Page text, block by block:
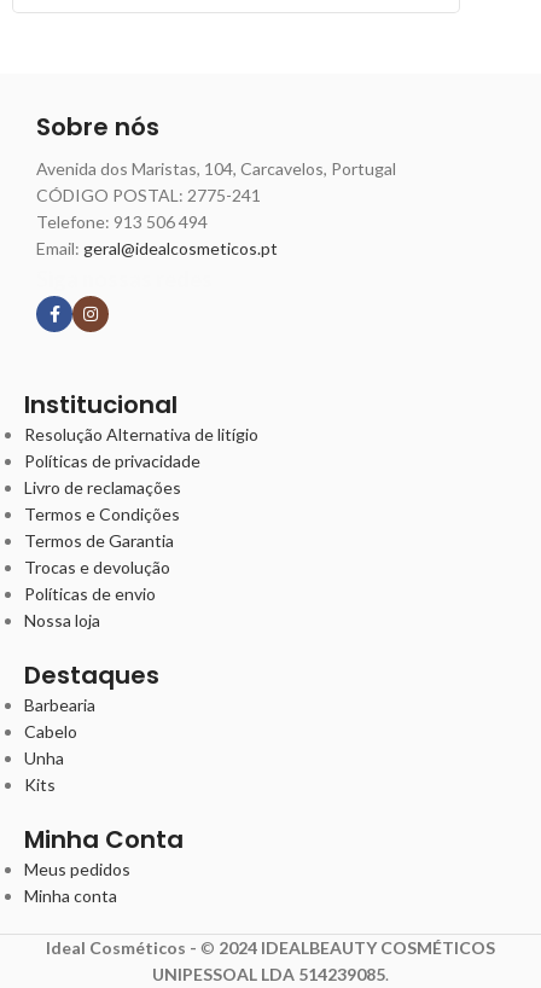
Sobre nós
Avenida dos Maristas, 104, Carcavelos, Portugal
CÓDIGO POSTAL: 2775-241
Telefone: 913 506 494
Email: geral@idealcosmeticos.pt
Institucional
Resolução Alternativa de litígio
Políticas de privacidade
Livro de reclamações
Termos e Condições
Termos de Garantia
Trocas e devolução
Políticas de envio
Nossa loja
Destaques
Barbearia
Cabelo
Unha
Kits
Minha Conta
Meus pedidos
Minha conta
Ideal Cosméticos - © 2024 IDEALBEAUTY COSMÉTICOS
UNIPESSOAL LDA 514239085.